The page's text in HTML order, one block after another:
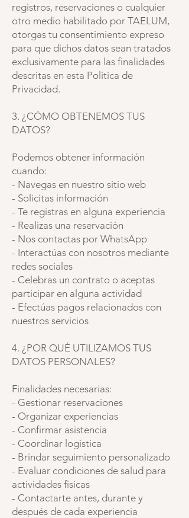
registros, reservaciones o cualquier
otro medio habilitado por TAELUM,
otorgas tu consentimiento expreso
para que dichos datos sean tratados
exclusivamente para las finalidades
descritas en esta Política de
Privacidad.
3. ¿CÓMO OBTENEMOS TUS
DATOS?
Podemos obtener información
cuando:
- Navegas en nuestro sitio web
- Solicitas información
- Te registras en alguna experiencia
- Realizas una reservación
- Nos contactas por WhatsApp
- Interactúas con nosotros mediante
redes sociales
- Celebras un contrato o aceptas
participar en alguna actividad
- Efectúas pagos relacionados con
nuestros servicios
4. ¿POR QUÉ UTILIZAMOS TUS
DATOS PERSONALES?
Finalidades necesarias:
- Gestionar reservaciones
- Organizar experiencias
- Confirmar asistencia
- Coordinar logística
- Brindar seguimiento personalizado
- Evaluar condiciones de salud para
actividades físicas
- Contactarte antes, durante y
después de cada experiencia